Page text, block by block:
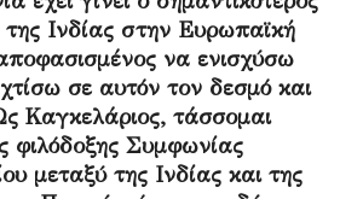
της Ινδίας στην Ευρωπαϊκή
να ενισχύσω
σε αυτόν τον δεσμό και
Καγκελάριος, τάσσομαι
φιλόδοξης Συμφωνίας
μεταξύ της Ινδίας και της